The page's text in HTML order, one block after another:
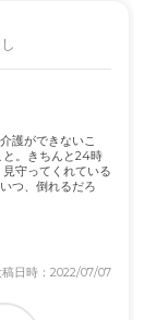
なものを届け
も便利。
度のところが
い。 電気料
護ができないこ
と。きちんと24時
守ってくれている
つ、倒れるだろ
稿日時：2022/07/07